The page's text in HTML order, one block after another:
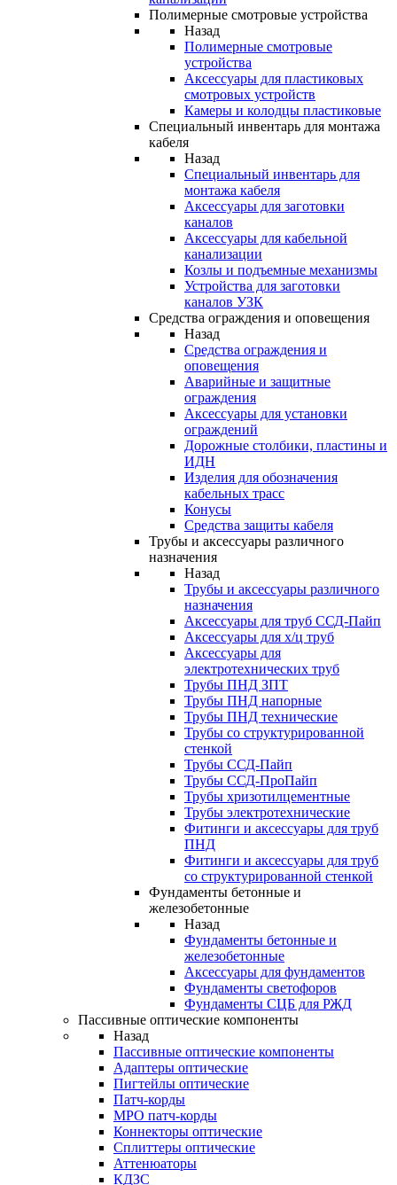
Полимерные смотровые устройства
Назад
Полимерные смотровые
устройства
Аксессуары для пластиковых
смотровых устройств
Камеры и колодцы пластиковые
Специальный инвентарь для монтажа
кабеля
Назад
Специальный инвентарь для
монтажа кабеля
Аксессуары для заготовки
каналов
Аксессуары для кабельной
канализации
Козлы и подъемные механизмы
Устройства для заготовки
каналов УЗК
Средства ограждения и оповещения
Назад
Средства ограждения и
оповещения
Аварийные и защитные
ограждения
Аксессуары для установки
ограждений
Дорожные столбики, пластины и
ИДН
Изделия для обозначения
кабельных трасс
Конусы
Средства защиты кабеля
Трубы и аксессуары различного
назначения
Назад
Трубы и аксессуары различного
назначения
Аксессуары для труб ССД-Пайп
Аксессуары для х/ц труб
Аксессуары для
электротехнических труб
Трубы ПНД ЗПТ
Трубы ПНД напорные
Трубы ПНД технические
Трубы со структурированной
стенкой
Трубы ССД-Пайп
Трубы ССД-ПроПайп
Трубы хризотилцементные
Трубы электротехнические
Фитинги и аксессуары для труб
ПНД
Фитинги и аксессуары для труб
со структурированной стенкой
Фундаменты бетонные и
железобетонные
Назад
Фундаменты бетонные и
железобетонные
Аксессуары для фундаментов
Фундаменты светофоров
Фундаменты СЦБ для РЖД
Пассивные оптические компоненты
Назад
Пассивные оптические компоненты
Адаптеры оптические
Пигтейлы оптические
Патч-корды
MPO патч-корды
Коннекторы оптические
Сплиттеры оптические
Аттенюаторы
КДЗС